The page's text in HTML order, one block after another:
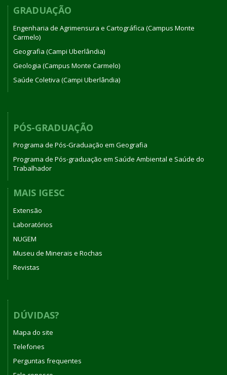
GRADUAÇÃO
Engenharia de Agrimensura e Cartográfica (Campus Monte
Carmelo)
Geografia (Campi Uberlândia)
Geologia (Campus Monte Carmelo)
Saúde Coletiva (Campi Uberlândia)
PÓS-GRADUAÇÃO
Programa de Pós-Graduação em Geografia
Programa de Pós-graduação em Saúde Ambiental e Saúde do
Trabalhador
MAIS IGESC
Extensão
Laboratórios
NUGEM
Museu de Minerais e Rochas
Revistas
DÚVIDAS?
Mapa do site
Telefones
Perguntas frequentes